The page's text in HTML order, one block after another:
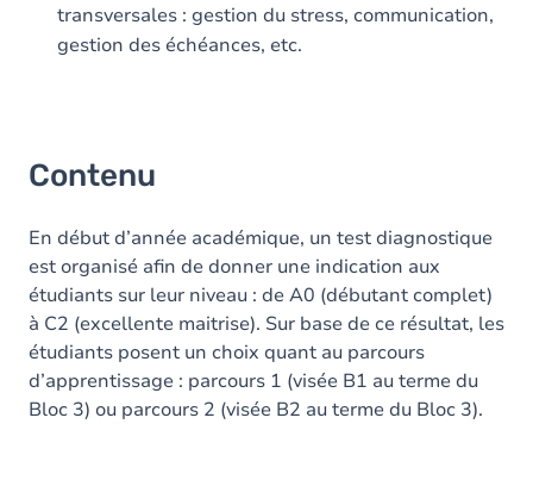
transversales : gestion du stress, communication,
gestion des échéances, etc.
Contenu
En début d’année académique, un test diagnostique
est organisé afin de donner une indication aux
étudiants sur leur niveau : de A0 (débutant complet)
à C2 (excellente maitrise). Sur base de ce résultat, les
étudiants posent un choix quant au parcours
d’apprentissage : parcours 1 (visée B1 au terme du
Bloc 3) ou parcours 2 (visée B2 au terme du Bloc 3).